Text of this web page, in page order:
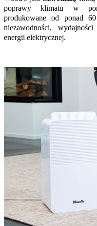
poprawy klimatu w
produkowane od ponad
niezawodności,
energii elektrycznej.